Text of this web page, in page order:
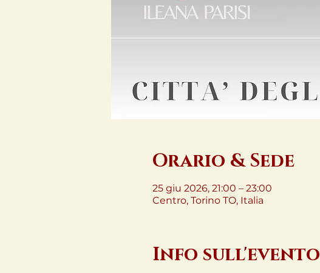
Orario & Sede
25 giu 2026, 21:00 – 23:00
Centro, Torino TO, Italia
Info sull'evento